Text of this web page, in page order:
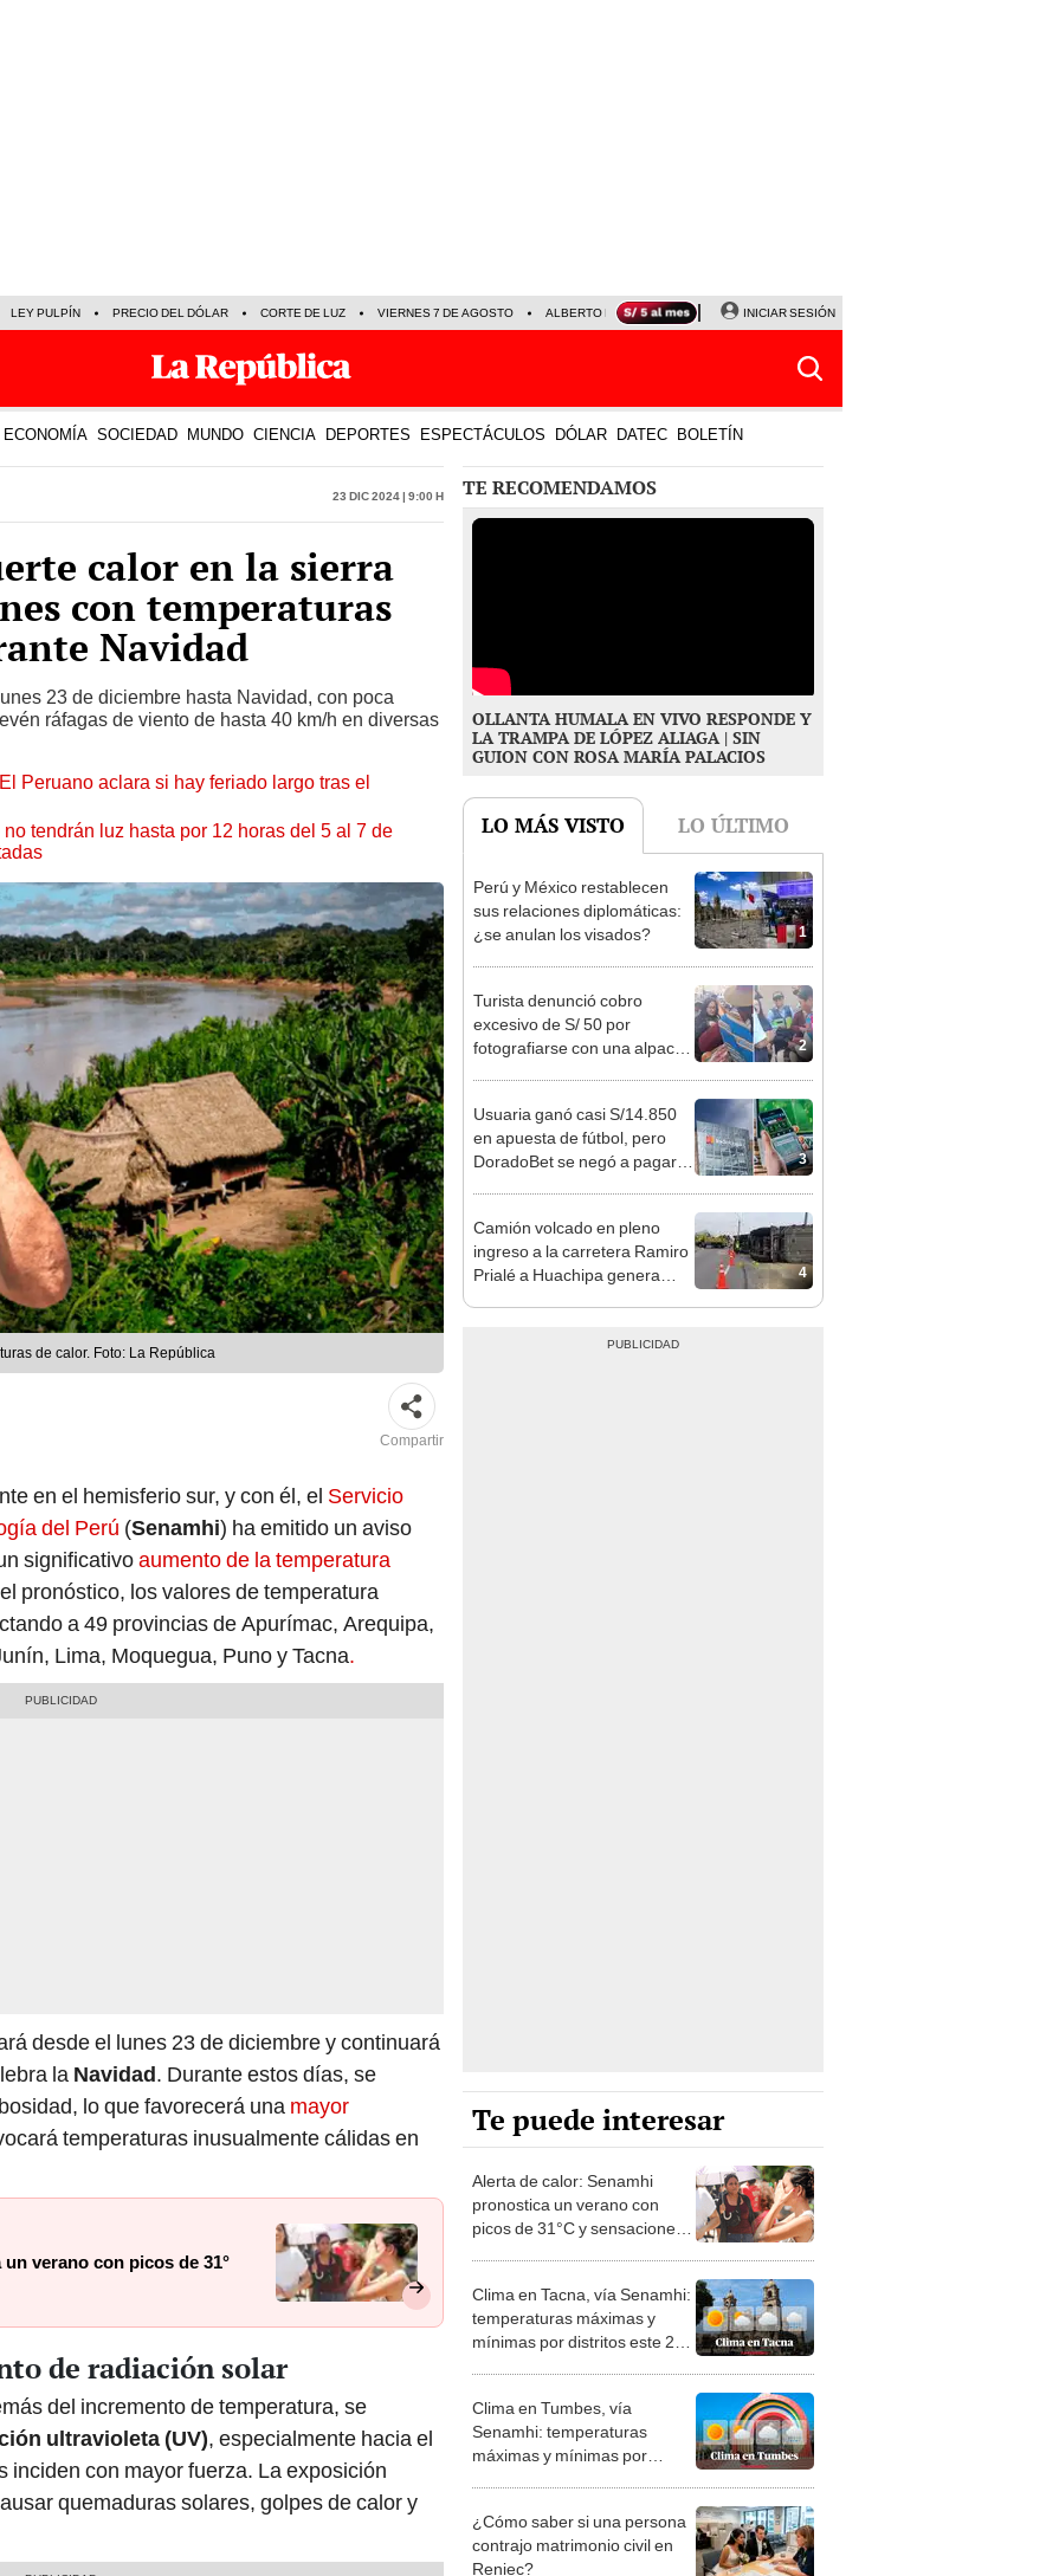
LEY PULPÍN PRECIO DEL DÓLAR CORTE DE LUZ VIERNES 7 DE AGOSTO ALBERTO BENAVIDES NALDY SALDAÑA
INICIAR SESIÓN
ECONOMÍA SOCIEDAD MUNDO CIENCIA DEPORTES ESPECTÁCULOS DÓLAR DATEC BOLETÍN
23 Dic 2024 | 9:00 h
calor en la sierra
con temperaturas
Navidad
23 de diciembre hasta Navidad, con poca
ráfagas de viento de hasta 40 km/h en diversas
Peruano aclara si hay feriado largo tras el
tendrán luz hasta por 12 horas del 5 al 7 de
de calor. Foto: La República
Compartir
en el hemisferio sur, y con él, el Servicio
del Perú (Senamhi) ha emitido un aviso
significativoaumento de la temperatura
pronóstico, los valores de temperatura
a 49 provincias de Apurímac, Arequipa,
Lima, Moquegua, Puno y Tacna.
desde el lunes 23 de diciembre y continuará
la Navidad. Durante estos días, se
lo que favorecerá una mayor
temperaturas inusualmente cálidas en
verano con picos de 31°
de radiación solar
del incremento de temperatura, se
ultravioleta (UV), especialmente hacia el
inciden con mayor fuerza. La exposición
quemaduras solares, golpes de calor y
TE RECOMENDAMOS
OLLANTA HUMALA EN VIVO RESPONDE Y
LA TRAMPA DE LÓPEZ ALIAGA | SIN
GUION CON ROSA MARÍA PALACIOS
LO MÁS VISTO LO ÚLTIMO
1
Perú y México restablecen
sus relaciones diplomáticas:
¿se anulan los visados?
2
Turista denunció cobro
excesivo de S/ 50 por
fotografiarse con una alpaca
3
Usuaria ganó casi S/14.850
en apuesta de fútbol, pero
DoradoBet se negó a pagar:
4
Camión volcado en pleno
ingreso a la carretera Ramiro
Prialé a Huachipa genera
Te puede interesar
Alerta de calor: Senamhi
pronostica un verano con
picos de 31°C y sensaciones
Clima en Tacna, vía Senamhi:
temperaturas máximas y
mínimas por distritos este 23
Clima en Tumbes, vía
Senamhi: temperaturas
máximas y mínimas por
¿Cómo saber si una persona
contrajo matrimonio civil en
Reniec?